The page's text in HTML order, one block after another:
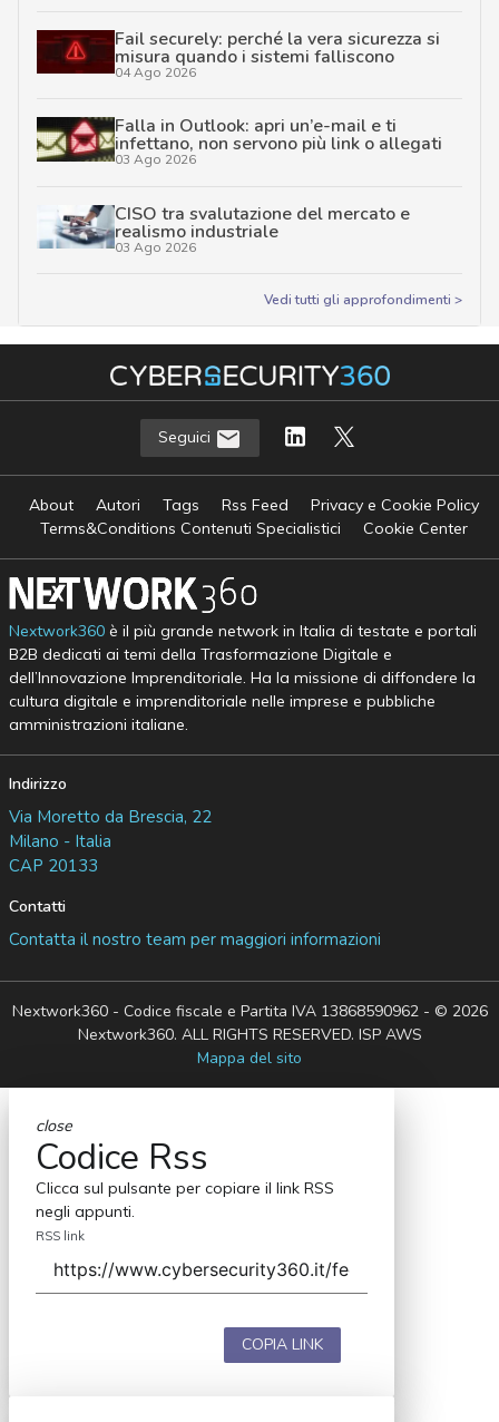
Fail securely: perché la vera sicurezza si
misura quando i sistemi falliscono
04 Ago 2026
Falla in Outlook: apri un’e-mail e ti
infettano, non servono più link o allegati
03 Ago 2026
CISO tra svalutazione del mercato e
realismo industriale
03 Ago 2026
Vedi tutti gli approfondimenti >
Seguici
About Autori Tags Rss Feed
Privacy e Cookie Policy
Terms&Conditions Contenuti Specialistici
Cookie Center
Nextwork360è il più grande network in Italia di testate e portali
B2B dedicati ai temi della Trasformazione Digitale e
dell’Innovazione Imprenditoriale. Ha la missione di diffondere la
cultura digitale e imprenditoriale nelle imprese e pubbliche
amministrazioni italiane.
Indirizzo
Via Moretto da Brescia, 22
Milano - Italia
CAP 20133
Contatti
Contatta il nostro team per maggiori informazioni
Nextwork360 - Codice fiscale e Partita IVA 13868590962 - © 2026
Nextwork360. ALL RIGHTS RESERVED. ISP AWS
Mappa del sito
close
Codice Rss
Clicca sul pulsante per copiare il link RSS
negli appunti.
RSS link
COPIA LINK